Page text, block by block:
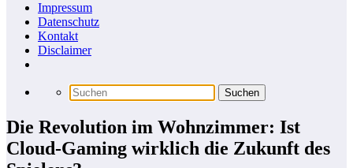
Impressum
Datenschutz
Kontakt
Disclaimer
Die Revolution im Wohnzimmer: Ist
Cloud-Gaming wirklich die Zukunft des